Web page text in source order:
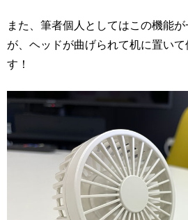
また、筆者個人としてはこの機能
が、ヘッドが曲げられて机に置い
す！